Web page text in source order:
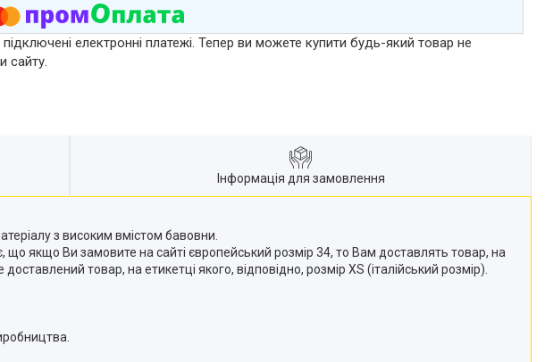
підключені електронні платежі. Тепер ви можете купити будь-який товар не
сайту.
Інформація для замовлення
з високим вмістом бавовни.
що якщо Ви замовите на сайті європейський розмір 34, то Вам доставлять товар, на
товар, на етикетці якого, відповідно, розмір XS (італійський розмір).